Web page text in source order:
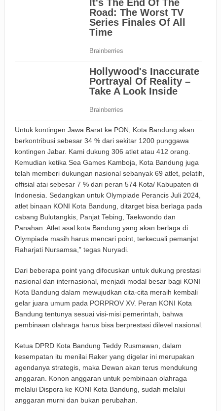
Untuk kontingen Jawa Barat ke PON, Kota Bandung akan
berkontribusi sebesar 34 % dari sekitar 1200 punggawa
kontingen Jabar. Kami dukung 306 atlet atau 412 orang.
Kemudian ketika Sea Games Kamboja, Kota Bandung juga
telah memberi dukungan nasional sebanyak 69 atlet, pelatih,
offisial atai sebesar 7 % dari peran 574 Kota/ Kabupaten di
Indonesia. Sedangkan untuk Olympiade Perancis Juli 2024,
atlet binaan KONI Kota Bandung, ditarget bisa berlaga pada
cabang Bulutangkis, Panjat Tebing, Taekwondo dan
Panahan. Atlet asal kota Bandung yang akan berlaga di
Olympiade masih harus mencari point, terkecuali pemanjat
Raharjati Nursamsa,” tegas Nuryadi.
Dari beberapa point yang difocuskan untuk dukung prestasi
nasional dan internasional, menjadi modal besar bagi KONI
Kota Bandung dalam mewujudkan cita-cita meraih kembali
gelar juara umum pada PORPROV XV. Peran KONI Kota
Bandung tentunya sesuai visi-misi pemerintah, bahwa
pembinaan olahraga harus bisa berprestasi dilevel nasional.
Ketua DPRD Kota Bandung Teddy Rusmawan, dalam
kesempatan itu menilai Raker yang digelar ini merupakan
agendanya strategis, maka Dewan akan terus mendukung
anggaran. Konon anggaran untuk pembinaan olahraga
melalui Dispora ke KONI Kota Bandung, sudah melalui
anggaran murni dan bukan perubahan.